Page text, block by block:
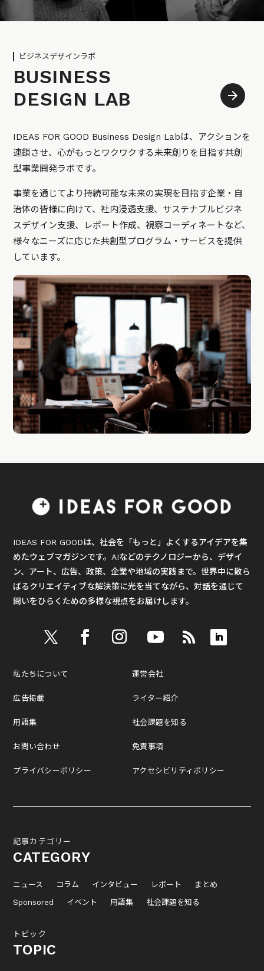
ビジネスデザインラボ
BUSINESS
DESIGN LAB
IDEAS FOR GOOD Business Design Labは、アクションを
連鎖させ、心がもっとワクワクする未来創りを目指す共創
型事業開発ラボです。
事業を通じてより持続可能な未来の実現を目指す企業・自
治体の皆様に向けて、社内浸透支援、サステナブルビジネ
スデザイン支援、レポート作成、視察コーディネートなど、
様々なニーズに応じた共創型プログラム・サービスを提供
しています。
IDEAS FOR GOODは、社会を「もっと」よくするアイデアを集
めたウェブマガジンです。AIなどのテクノロジーから、デザイ
ン、アート、広告、政策、企業や地域の実践まで。世界中に散ら
ばるクリエイティブな解決策に光を当てながら、対話を通じて
問いをひらくための多様な視点をお届けします。
私たちについて
広告掲載
用語集
お問い合わせ
プライバシーポリシー
運営会社
ライター紹介
社会課題を知る
免責事項
アクセシビリティポリシー
記事カテゴリー
CATEGORY
ニュース コラム インタビュー レポート
まとめ
Sponsored
イベント 用語集 社会課題を知る
トピック
TOPIC